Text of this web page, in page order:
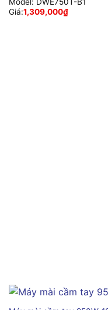
Giá:1,309,000₫